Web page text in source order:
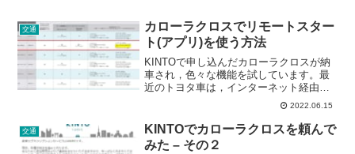
交通
カローラクロスでリモートスター
ト(アプリ)を使う方法
KINTOで申し込んだカローラクロスが納
車され，色々な機能を試しています。最
近のトヨタ車は，インターネット経由で
様々な情報を確認したり，リモートで車
を操作したりすることができます。カロ
ーラクロスも，MyToyota+というアプリ
をスマホにイ...
2022.06.15
交通
KINTOでカローラクロスを頼んで
みた – その２